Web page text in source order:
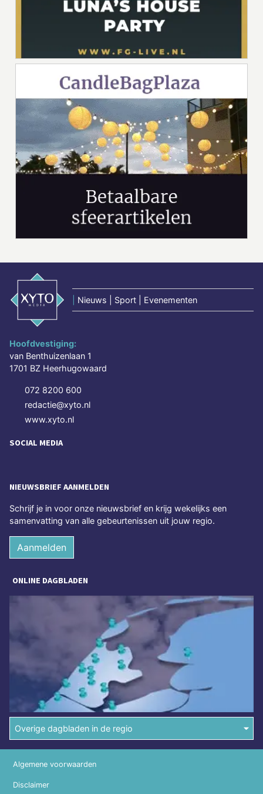
Nieuws | Sport | Evenementen
Hoofdvestiging:
van Benthuizenlaan 1
1701 BZ Heerhugowaard
072 8200 600
redactie@xyto.nl
www.xyto.nl
SOCIAL MEDIA
NIEUWSBRIEF AANMELDEN
Schrijf je in voor onze nieuwsbrief en krijg wekelijks een
samenvatting van alle gebeurtenissen uit jouw regio.
Aanmelden
ONLINE DAGBLADEN
Overige dagbladen in de regio
Algemene voorwaarden
Disclaimer